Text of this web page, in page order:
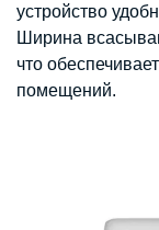
устройство
Ширина
что
помещений.